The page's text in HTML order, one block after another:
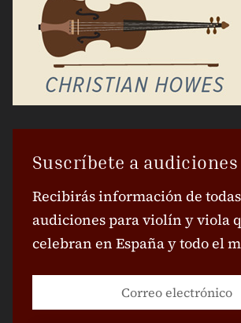
Suscríbete a audiciones
Recibirás información de
audiciones para violín y viola
celebran en España y todo el